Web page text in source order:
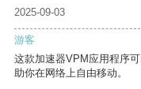
2025-09-03
游客
这款加速器VPM应用程序
助你在网络上自由移动。